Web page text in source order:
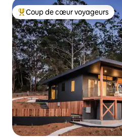
Coups de cœur voyageurs les
Coup de cœur voyageurs